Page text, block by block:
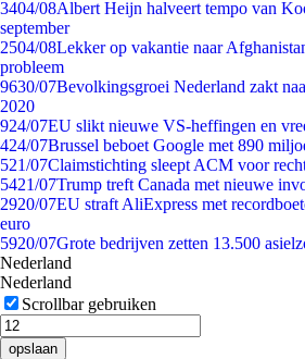
3404/08Albert Heijn halveert tempo van
september
2504/08Lekker op vakantie naar
probleem
9630/07Bevolkingsgroei Nederland zakt
2020
924/07EU slikt nieuwe VS-heffingen en
424/07Brussel beboet Google met 890
521/07Claimstichting sleept ACM voor
5421/07Trump treft Canada met nieuwe
2920/07EU straft AliExpress met
euro
5920/07Grote bedrijven zetten 13.500
Nederland
Nederland
Scrollbar gebruiken
opslaan